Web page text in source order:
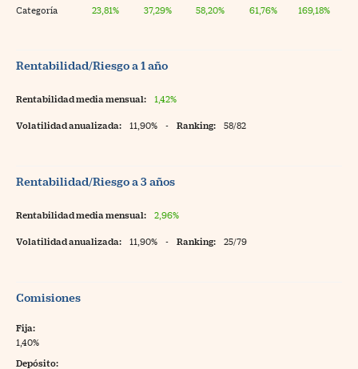
Categoría 23,81% 37,29% 58,20% 61,76% 169,18%
Rentabilidad/Riesgo a 1 año
Rentabilidad media mensual: 1,42%
Volatilidad anualizada: 11,90% - Ranking: 58/82
Rentabilidad/Riesgo a 3 años
Rentabilidad media mensual: 2,96%
Volatilidad anualizada: 11,90% - Ranking: 25/79
Comisiones
Fija:
1,40%
Depósito: